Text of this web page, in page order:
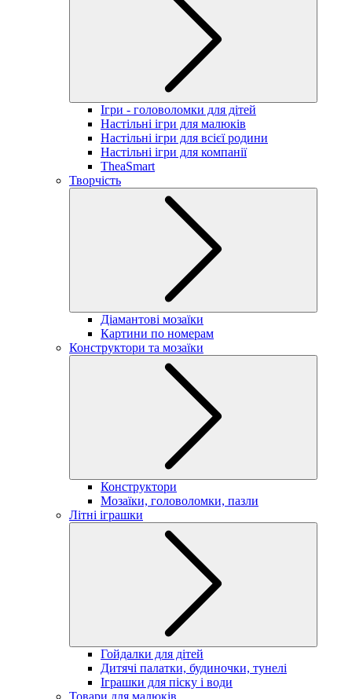
Ігри - головоломки для дітей
Настільні ігри для малюків
Настільні ігри для всієї родини
Настільні ігри для компанії
TheaSmart
Творчість
Діамантові мозаїки
Картини по номерам
Конструктори та мозаїки
Конструктори
Мозаїки, головоломки, пазли
Літні іграшки
Гойдалки для дітей
Дитячі палатки, будиночки, тунелі
Іграшки для піску і води
Товари для малюків